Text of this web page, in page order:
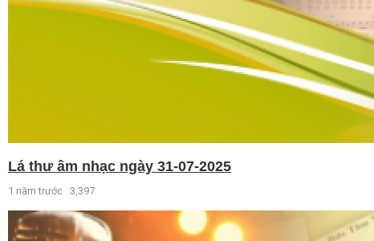
Lá thư âm nhạc ngày 31-07-2025
1 năm trước 3,397